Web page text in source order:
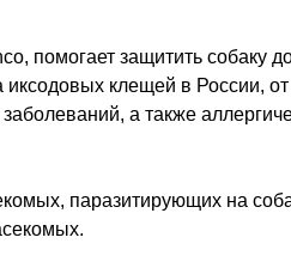
помогает защитить собаку
клещей в России,
а также
паразитирующих на